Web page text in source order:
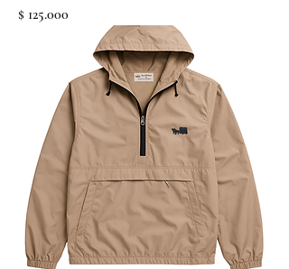
Precio
$ 125.000